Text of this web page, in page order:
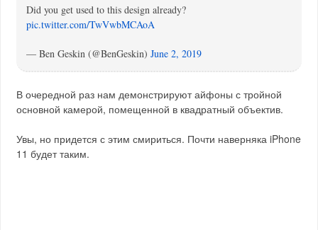
Did you get used to this design already?
pic.twitter.com/TwVwbMCAoA
— Ben Geskin (@BenGeskin)June 2, 2019
В очередной раз нам демонстрируют айфоны с тройной
основной камерой, помещенной в квадратный объектив.
Увы, но придется с этим смириться. Почти наверняка iPhone
11 будет таким.